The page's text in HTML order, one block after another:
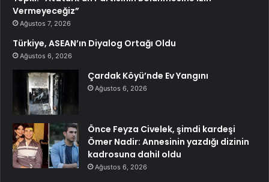
Vermeyeceğiz”
Ağustos 7, 2026
Türkiye, ASEAN’ın Diyalog Ortağı Oldu
Ağustos 6, 2026
Çardak Köyü’nde Ev Yangını
Ağustos 6, 2026
Önce Feyza Civelek, şimdi kardeşi
Ömer Nadir: Annesinin yazdığı dizinin
kadrosuna dahil oldu
Ağustos 6, 2026